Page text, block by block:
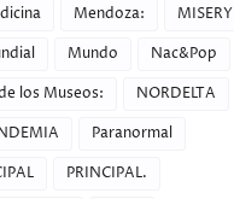
Mendoza:
MISERY
Mundo
Nac&Pop
los Museos:
NORDELTA
Paranormal
PRINCIPAL.